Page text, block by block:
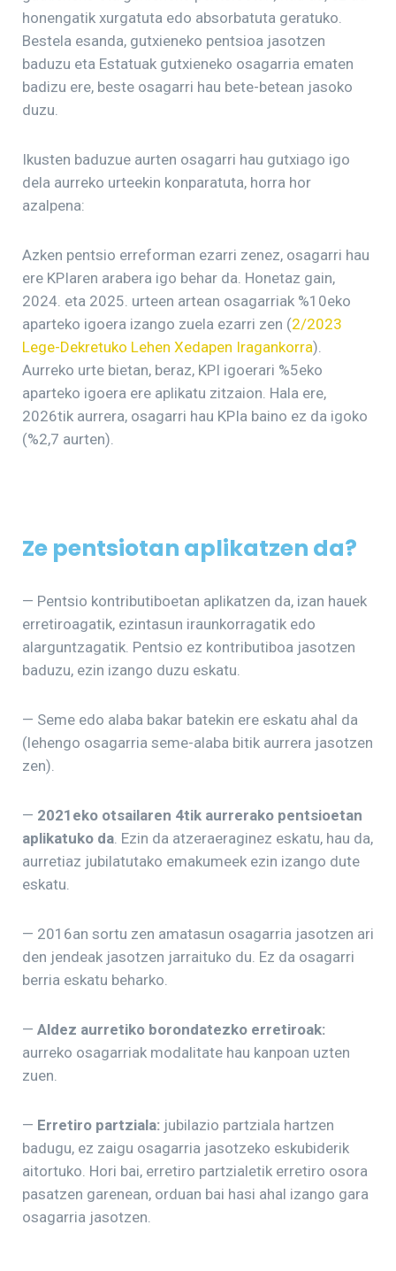
honengatik xurgatuta edo absorbatuta geratuko.
Bestela esanda, gutxieneko pentsioa jasotzen
baduzu eta Estatuak gutxieneko osagarria ematen
badizu ere, beste osagarri hau bete-betean jasoko
duzu.
Ikusten baduzue aurten osagarri hau gutxiago igo
dela aurreko urteekin konparatuta, horra hor
azalpena:
Azken pentsio erreforman ezarri zenez, osagarri hau
ere KPIaren arabera igo behar da. Honetaz gain,
2024. eta 2025. urteen artean osagarriak %10eko
aparteko igoera izango zuela ezarri zen (2/2023
Lege-Dekretuko Lehen Xedapen Iragankorra).
Aurreko urte bietan, beraz, KPI igoerari %5eko
aparteko igoera ere aplikatu zitzaion. Hala ere,
2026tik aurrera, osagarri hau KPIa baino ez da igoko
(%2,7 aurten).
Ze pentsiotan aplikatzen da?
— Pentsio kontributiboetan aplikatzen da, izan hauek
erretiroagatik, ezintasun iraunkorragatik edo
alarguntzagatik. Pentsio ez kontributiboa jasotzen
baduzu, ezin izango duzu eskatu.
— Seme edo alaba bakar batekin ere eskatu ahal da
(lehengo osagarria seme-alaba bitik aurrera jasotzen
zen).
— 2021eko otsailaren 4tik aurrerako pentsioetan
aplikatuko da . Ezin da atzeraeraginez eskatu, hau da,
aurretiaz jubilatutako emakumeek ezin izango dute
eskatu.
— 2016an sortu zen amatasun osagarria jasotzen ari
den jendeak jasotzen jarraituko du. Ez da osagarri
berria eskatu beharko.
— Aldez aurretiko borondatezko erretiroak:
aurreko osagarriak modalitate hau kanpoan uzten
zuen.
— Erretiro partziala: jubilazio partziala hartzen
badugu, ez zaigu osagarria jasotzeko eskubiderik
aitortuko. Hori bai, erretiro partzialetik erretiro osora
pasatzen garenean, orduan bai hasi ahal izango gara
osagarria jasotzen.